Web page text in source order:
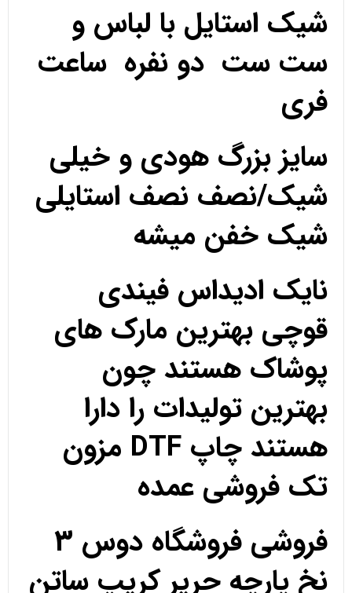
شیک استایل با لباس و
ست ست دو نفره ساعت
فری
سایز بزرگ هودی و خیلی
شیک/نصف نصف استایلی
شیک خفن میشه
نایک ادیداس فیندی
قوچی بهترین مارک های
پوشاک هستند چون
بهترین تولیدات را دارا
هستند چاپ DTF مزون
تک فروشی عمده
فروشی فروشگاه دوس 3
نخ پارچه حریر کریپ ساتن